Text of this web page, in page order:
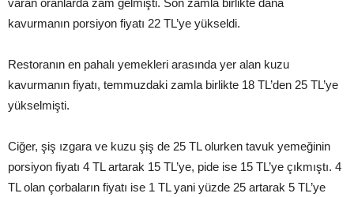
kavurmanın porsiyon fiyatı 22 TL’ye yükseldi.
Restoranın en pahalı yemekleri arasında yer alan kuzu
kavurmanın fiyatı, temmuzdaki zamla birlikte 18 TL’den 25 TL’ye
yükselmişti.
Ciğer, şiş ızgara ve kuzu şiş de 25 TL olurken tavuk yemeğinin
porsiyon fiyatı 4 TL artarak 15 TL’ye, pide ise 15 TL’ye çıkmıştı. 4
TL olan çorbaların fiyatı ise 1 TL yani yüzde 25 artarak 5 TL’ye